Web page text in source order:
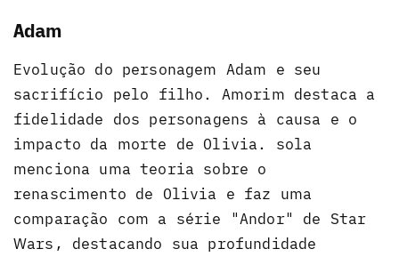
Adam
Evolução do personagem Adam e seu
sacrifício pelo filho. Amorim destaca a
fidelidade dos personagens à causa e o
impacto da morte de Olivia. sola
menciona uma teoria sobre o
renascimento de Olivia e faz uma
comparação com a série "Andor" de Star
Wars, destacando sua profundidade